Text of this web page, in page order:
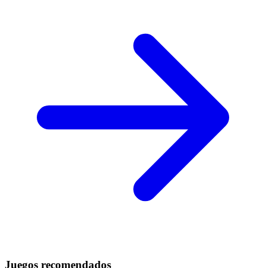
Juegos recomendados